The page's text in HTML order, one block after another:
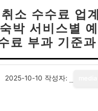
소 수수료 업
박 서비스별
료 부과 기준
2025-10-10 작성자: